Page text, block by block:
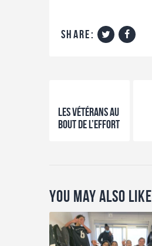
share:
Les vétérans au
bout de l’effort
You May Also Like